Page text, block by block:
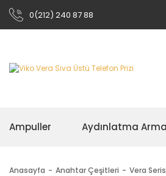
0(212) 240 87 88
Ampuller Aydınlatma
Anasayfa Anahtar Çeşitleri Vera